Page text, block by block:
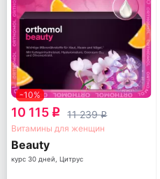
-10%
10 115 q 11 239q
Витамины для женщин
Beauty
курс 30 дней, Цитрус